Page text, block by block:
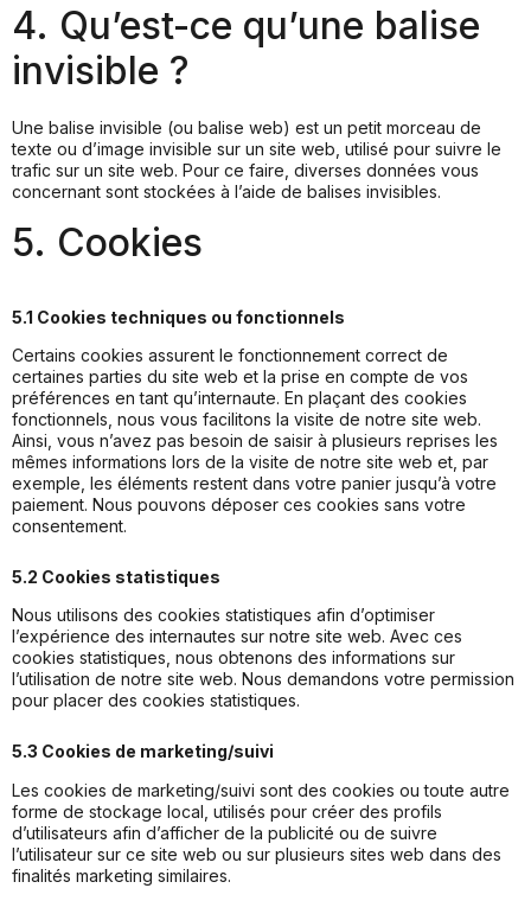
4. Qu’est-ce qu’une balise
invisible ?
Une balise invisible (ou balise web) est un petit morceau de
texte ou d’image invisible sur un site web, utilisé pour suivre le
trafic sur un site web. Pour ce faire, diverses données vous
concernant sont stockées à l’aide de balises invisibles.
5. Cookies
5.1 Cookies techniques ou fonctionnels
Certains cookies assurent le fonctionnement correct de
certaines parties du site web et la prise en compte de vos
préférences en tant qu’internaute. En plaçant des cookies
fonctionnels, nous vous facilitons la visite de notre site web.
Ainsi, vous n’avez pas besoin de saisir à plusieurs reprises les
mêmes informations lors de la visite de notre site web et, par
exemple, les éléments restent dans votre panier jusqu’à votre
paiement. Nous pouvons déposer ces cookies sans votre
consentement.
5.2 Cookies statistiques
Nous utilisons des cookies statistiques afin d’optimiser
l’expérience des internautes sur notre site web. Avec ces
cookies statistiques, nous obtenons des informations sur
l’utilisation de notre site web. Nous demandons votre permission
pour placer des cookies statistiques.
5.3 Cookies de marketing/suivi
Les cookies de marketing/suivi sont des cookies ou toute autre
forme de stockage local, utilisés pour créer des profils
d’utilisateurs afin d’afficher de la publicité ou de suivre
l’utilisateur sur ce site web ou sur plusieurs sites web dans des
finalités marketing similaires.